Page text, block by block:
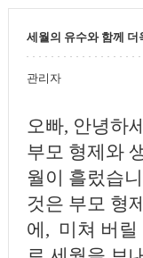
세월의 유수와 함께
관리자
오빠, 안녕하
부모 형제와
월이 흘렀습
것은 부모 형
에, 미쳐 버릴